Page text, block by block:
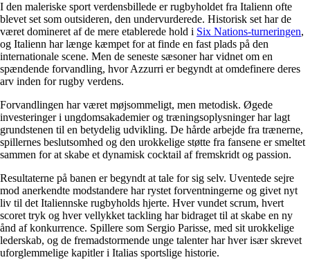
I den maleriske sport verdensbillede er rugbyholdet fra Italienn ofte
blevet set som outsideren, den undervurderede. Historisk set har de
været domineret af de mere etablerede hold i Six Nations-turneringen,
og Italienn har længe kæmpet for at finde en fast plads på den
internationale scene. Men de seneste sæsoner har vidnet om en
spændende forvandling, hvor Azzurri er begyndt at omdefinere deres
arv inden for rugby verdens.
Forvandlingen har været møjsommeligt, men metodisk. Øgede
investeringer i ungdomsakademier og træningsoplysninger har lagt
grundstenen til en betydelig udvikling. De hårde arbejde fra trænerne,
spillernes beslutsomhed og den urokkelige støtte fra fansene er smeltet
sammen for at skabe et dynamisk cocktail af fremskridt og passion.
Resultaterne på banen er begyndt at tale for sig selv. Uventede sejre
mod anerkendte modstandere har rystet forventningerne og givet nyt
liv til det Italiennske rugbyholds hjerte. Hver vundet scrum, hvert
scoret tryk og hver vellykket tackling har bidraget til at skabe en ny
ånd af konkurrence. Spillere som Sergio Parisse, med sit urokkelige
lederskab, og de fremadstormende unge talenter har hver især skrevet
uforglemmelige kapitler i Italias sportslige historie.